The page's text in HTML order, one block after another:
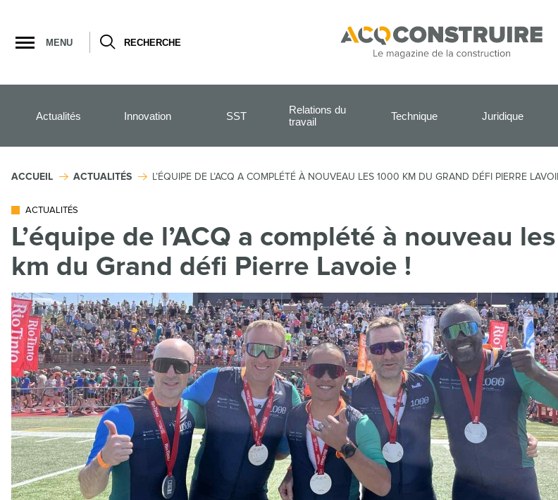
la
navigation
MENU RECHERCHE
Actualités Innovation SST
Relations du
travail
Technique Juridique
ACCUEIL ACTUALITÉS L’ÉQUIPE DE L’ACQ A COMPLÉTÉ À NOUVEAU LES 1000 KM DU GRAND DÉFI PIERRE
ACTUALITÉS
L’équipe de l’ACQ a complété à nouveau
km du Grand défi Pierre Lavoie !